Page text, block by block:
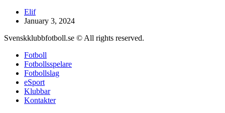
Posted
by
Elif
January 3, 2024
Svenskklubbfotboll.se © All rights reserved.
Fotboll
Fotbollsspelare
Fotbollslag
eSport
Klubbar
Kontakter